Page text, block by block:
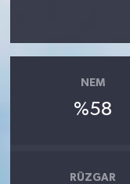
NEM
%58
RÜZGAR